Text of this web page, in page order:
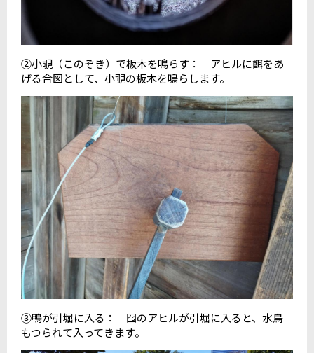
②小覗（このぞき）で板木を鳴らす： アヒルに餌をあ
げる合図として、小覗の板木を鳴らします。
③鴨が引堀に入る： 囮のアヒルが引堀に入ると、水鳥
もつられて入ってきます。